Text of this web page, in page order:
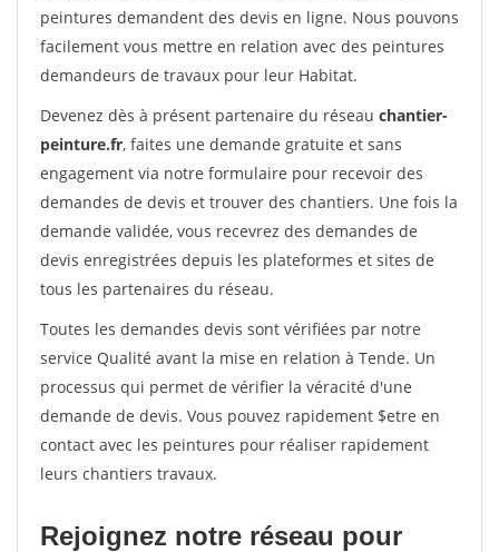
peintures demandent des devis en ligne. Nous pouvons
facilement vous mettre en relation avec des peintures
demandeurs de travaux pour leur Habitat.
Devenez dès à présent partenaire du réseau chantier-
peinture.fr, faites une demande gratuite et sans
engagement via notre formulaire pour recevoir des
demandes de devis et trouver des chantiers. Une fois la
demande validée, vous recevrez des demandes de
devis enregistrées depuis les plateformes et sites de
tous les partenaires du réseau.
Toutes les demandes devis sont vérifiées par notre
service Qualité avant la mise en relation à Tende. Un
processus qui permet de vérifier la véracité d'une
demande de devis. Vous pouvez rapidement $etre en
contact avec les peintures pour réaliser rapidement
leurs chantiers travaux.
Rejoignez notre réseau pour